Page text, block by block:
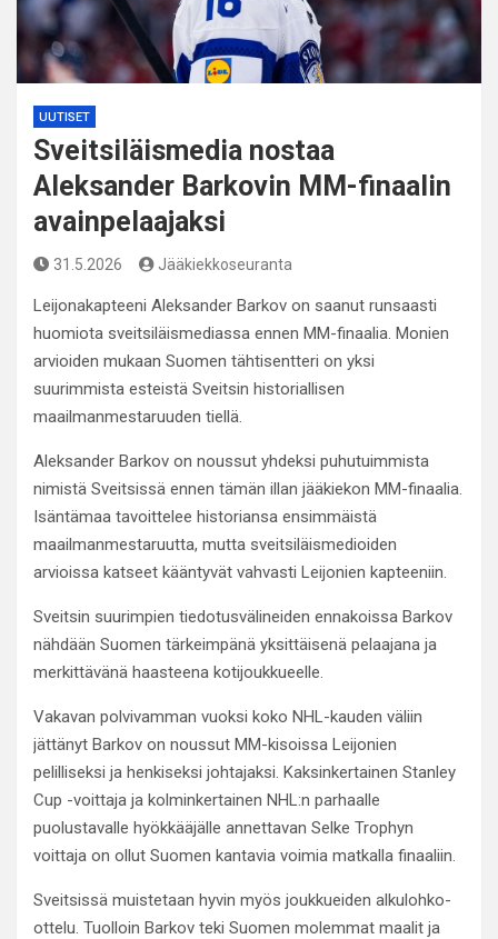
UUTISET
Sveitsiläismedia nostaa
Aleksander Barkovin MM-finaalin
avainpelaajaksi
31.5.2026 Jääkiekkoseuranta
Leijonakapteeni Aleksander Barkov on saanut runsaasti
huomiota sveitsiläismediassa ennen MM-finaalia. Monien
arvioiden mukaan Suomen tähtisentteri on yksi
suurimmista esteistä Sveitsin historiallisen
maailmanmestaruuden tiellä.
Aleksander Barkov on noussut yhdeksi puhutuimmista
nimistä Sveitsissä ennen tämän illan jääkiekon MM-finaalia.
Isäntämaa tavoittelee historiansa ensimmäistä
maailmanmestaruutta, mutta sveitsiläismedioiden
arvioissa katseet kääntyvät vahvasti Leijonien kapteeniin.
Sveitsin suurimpien tiedotusvälineiden ennakoissa Barkov
nähdään Suomen tärkeimpänä yksittäisenä pelaajana ja
merkittävänä haasteena kotijoukkueelle.
Vakavan polvivamman vuoksi koko NHL-kauden väliin
jättänyt Barkov on noussut MM-kisoissa Leijonien
pelilliseksi ja henkiseksi johtajaksi. Kaksinkertainen Stanley
Cup -voittaja ja kolminkertainen NHL:n parhaalle
puolustavalle hyökkääjälle annettavan Selke Trophyn
voittaja on ollut Suomen kantavia voimia matkalla finaaliin.
Sveitsissä muistetaan hyvin myös joukkueiden alkulohko-
ottelu. Tuolloin Barkov teki Suomen molemmat maalit ja